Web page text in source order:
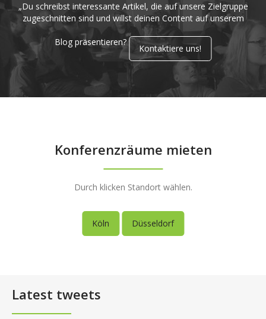
„Du schreibst interessante Artikel, die auf unsere Zielgruppe
zugeschnitten sind und willst deinen Content auf unserem
Blog präsentieren?
Kontaktiere uns!
Konferenzräume mieten
Durch klicken Standort wählen.
Köln Düsseldorf
Latest tweets